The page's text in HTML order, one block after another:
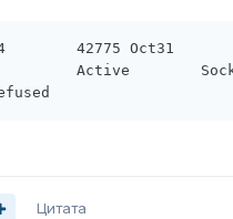
42775 Oct31
Active
Цитата